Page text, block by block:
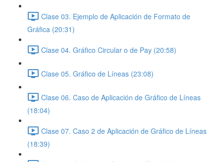
Clase 03. Ejemplo de Aplicación de Formato de
Gráfica (20:31)
Clase 04. Gráfico Circular o de Pay (20:58)
Clase 05. Gráfico de Líneas (23:08)
Clase 06. Caso de Aplicación de Gráfico de Líneas
(18:04)
Clase 07. Caso 2 de Aplicación de Gráfico de Líneas
(18:39)